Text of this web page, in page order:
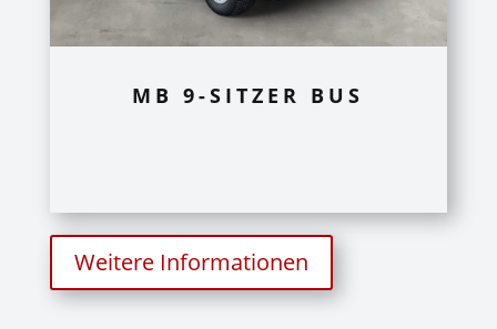
MB 9-SITZER BUS
Weitere Informationen